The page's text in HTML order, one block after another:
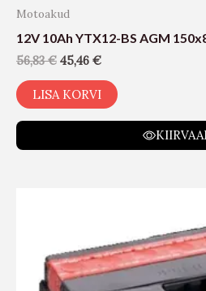
Motoakud
12V 10Ah YTX12-BS AGM
56,83€ 45,46 €
LISA KORVI